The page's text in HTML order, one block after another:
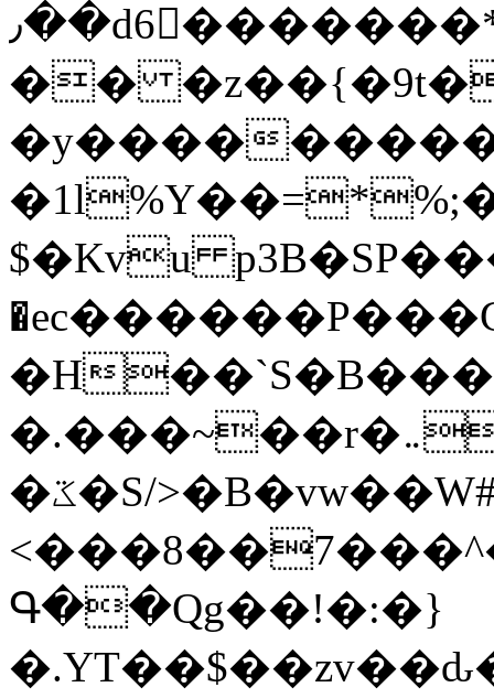
٫��d6򆧇�������*��[|^]oo���NW~zz>�X&�u�=K?
��
�y����
$�Kvu
�H
�.���~��r�޼�}�܅�mؕWu���K}
�ػ�S/>�B�vw��W#�I��*]\W��)Ħ�1��fC}
Գ��Qg��!�:�}